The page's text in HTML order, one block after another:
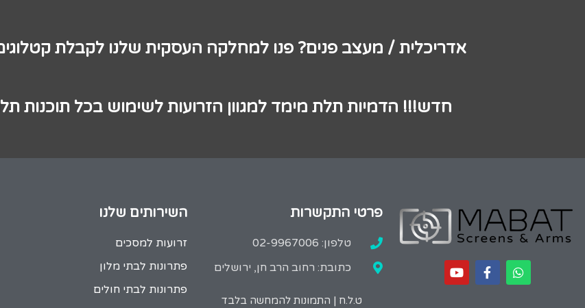
אדריכלית / מעצב פנים? פנו למחלקה העסקית שלנו לקבלת קטלוגים
חדש!!! הדמיות תלת מימד למגוון הזרועות לשימוש בכל תוכנות
פרטי התקשרות
טלפון: 02-9967006
כתובת: רחוב הרב חן, ירושלים
ט.ל.ח | התמונות להמחשה בלבד
השירותים שלנו
זרועות למסכים
פתרונות לבתי מלון
פתרונות לבתי חולים